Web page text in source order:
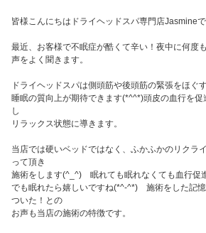
皆様こんにちはドライヘッドスパ専門店Jasmine
最近、お客様で不眠症が酷くて辛い！夜中に何度
声をよく聞きます。
ドライヘッドスパは側頭筋や後頭筋の緊張をほぐ
睡眠の質向上が期待できます(*^^*)頭皮の血行を
し
リラックス状態に導きます。
当店では硬いベッドではなく、ふかふかのリクラ
って頂き
施術をします(^_^) 眠れても眠れなくても血行促
でも眠れたら嬉しいですね(*^-^*) 施術をした記
ついた！との
お声も当店の施術の特徴です。